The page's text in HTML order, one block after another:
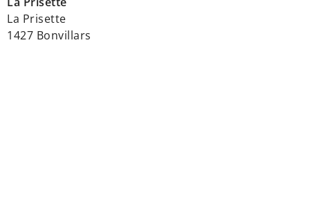
La Prisette
1427 Bonvillars